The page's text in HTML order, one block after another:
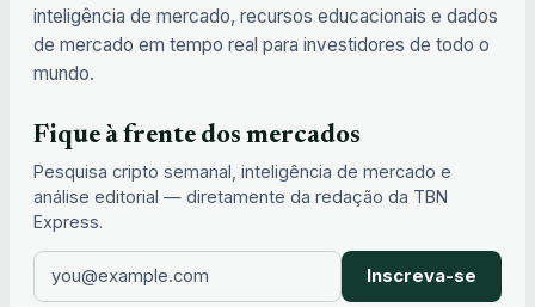
inteligência de mercado, recursos educacionais e dados
de mercado em tempo real para investidores de todo o
mundo.
Fique à frente dos mercados
Pesquisa cripto semanal, inteligência de mercado e
análise editorial — diretamente da redação da TBN
Express.
Inscreva-se